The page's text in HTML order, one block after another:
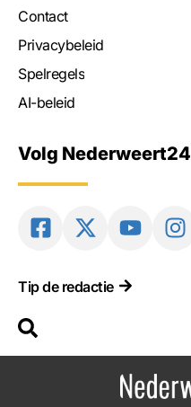
Contact
Privacybeleid
Spelregels
AI-beleid
Volg Nederweert24
Tip de redactie